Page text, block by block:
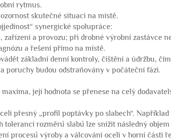
rytmus.
skutečné situaci na místě.
synergické spolupráce:
a provozu; při drobné výrobní zastávce
a řešení přímo na místě.
základní denní kontroly, čištění a údržbu,
poruchy budou odstraňovány v počáteční fázi.
její hodnota se přenese na celý
přesný „profil poptávky po slabech“. Například
rozměrů slabů lze snížit následný objem
procesů výroby a válcování oceli v horní části